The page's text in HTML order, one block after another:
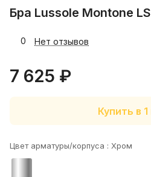
Бра Lussole Montone
0 Нет отзывов
7 625 ₽
Купить в 1
Цвет арматуры/корпуса : Хром